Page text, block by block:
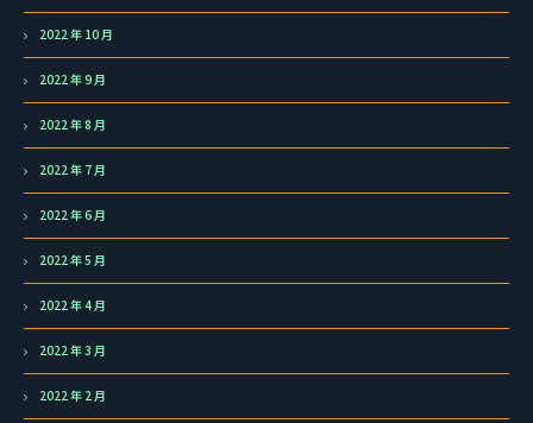
2022 年 10 月
2022 年 9 月
2022 年 8 月
2022 年 7 月
2022 年 6 月
2022 年 5 月
2022 年 4 月
2022 年 3 月
2022 年 2 月